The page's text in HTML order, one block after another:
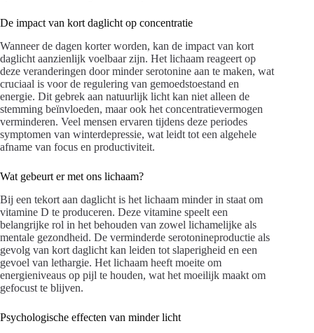
De impact van kort daglicht op concentratie
Wanneer de dagen korter worden, kan de impact van kort
daglicht aanzienlijk voelbaar zijn. Het lichaam reageert op
deze veranderingen door minder serotonine aan te maken, wat
cruciaal is voor de regulering van gemoedstoestand en
energie. Dit gebrek aan natuurlijk licht kan niet alleen de
stemming beïnvloeden, maar ook het concentratievermogen
verminderen. Veel mensen ervaren tijdens deze periodes
symptomen van winterdepressie, wat leidt tot een algehele
afname van focus en productiviteit.
Wat gebeurt er met ons lichaam?
Bij een tekort aan daglicht is het lichaam minder in staat om
vitamine D te produceren. Deze vitamine speelt een
belangrijke rol in het behouden van zowel lichamelijke als
mentale gezondheid. De verminderde serotonineproductie als
gevolg van kort daglicht kan leiden tot slaperigheid en een
gevoel van lethargie. Het lichaam heeft moeite om
energieniveaus op pijl te houden, wat het moeilijk maakt om
gefocust te blijven.
Psychologische effecten van minder licht